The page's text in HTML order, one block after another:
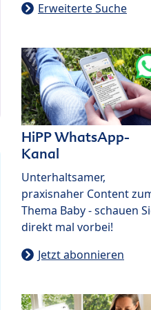
Erweiterte Suche
HiPP WhatsApp-
Kanal
Unterhaltsamer,
praxisnaher Content
Thema Baby - schauen
direkt mal vorbei!
Jetzt abonnieren